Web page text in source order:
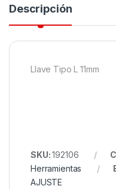
Descripción
Llave Tipo L 11mm
SKU:192106
Herramientas
AJUSTE